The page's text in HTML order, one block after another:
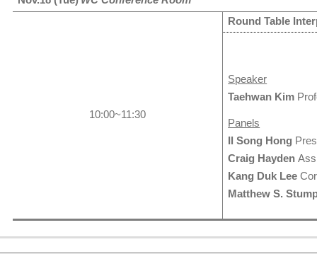
10:00~11:30
Round Table
Speaker
Taehwan Kim
Panels
Il Song Hong
Craig Hayden
Kang Duk Lee
Matthew S.